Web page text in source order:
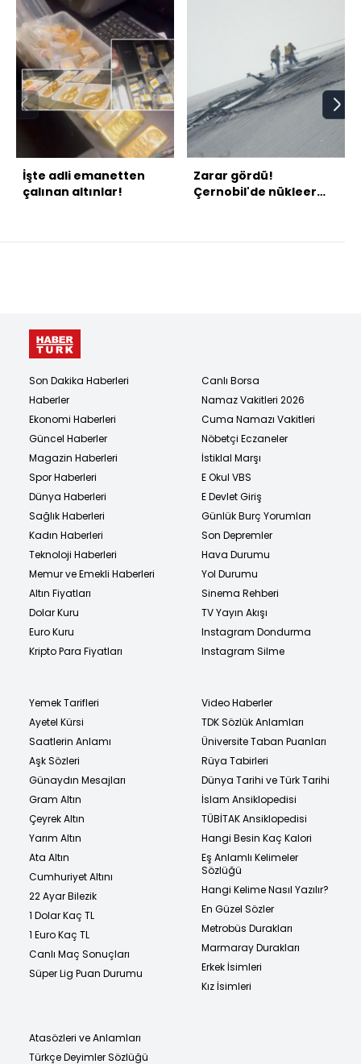
İşte adli emanetten
çalınan altınlar!
Zarar gördü!
Çernobil'de nükleer
Son Dakika Haberleri
Haberler
Ekonomi Haberleri
Güncel Haberler
Magazin Haberleri
Spor Haberleri
Dünya Haberleri
Sağlık Haberleri
Kadın Haberleri
Teknoloji Haberleri
Memur ve Emekli Haberleri
Altın Fiyatları
Dolar Kuru
Euro Kuru
Kripto Para Fiyatları
Canlı Borsa
Namaz Vakitleri 2026
Cuma Namazı Vakitleri
Nöbetçi Eczaneler
İstiklal Marşı
E Okul VBS
E Devlet Giriş
Günlük Burç Yorumları
Son Depremler
Hava Durumu
Yol Durumu
Sinema Rehberi
TV Yayın Akışı
Instagram Dondurma
Instagram Silme
Yemek Tarifleri
Ayetel Kürsi
Saatlerin Anlamı
Aşk Sözleri
Günaydın Mesajları
Gram Altın
Çeyrek Altın
Yarım Altın
Ata Altın
Cumhuriyet Altını
22 Ayar Bilezik
1 Dolar Kaç TL
1 Euro Kaç TL
Canlı Maç Sonuçları
Süper Lig Puan Durumu
Video Haberler
TDK Sözlük Anlamları
Üniversite Taban Puanları
Rüya Tabirleri
Dünya Tarihi ve Türk Tarihi
İslam Ansiklopedisi
TÜBİTAK Ansiklopedisi
Hangi Besin Kaç Kalori
Eş Anlamlı Kelimeler
Sözlüğü
Hangi Kelime Nasıl Yazılır?
En Güzel Sözler
Metrobüs Durakları
Marmaray Durakları
Erkek İsimleri
Kız İsimleri
Atasözleri ve Anlamları
Türkçe Deyimler Sözlüğü